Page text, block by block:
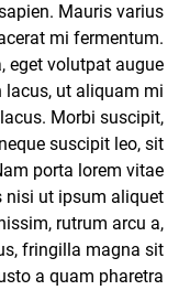
Mauris varius
mi fermentum.
eget volutpat augue
lacus, ut aliquam mi
Morbi suscipit,
suscipit leo, sit
porta lorem vitae
nisi ut ipsum aliquet
rutrum arcu a,
fringilla magna sit
a quam pharetra